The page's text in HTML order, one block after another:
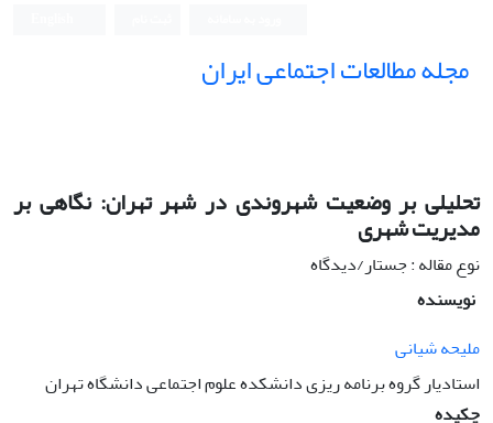
مجله مطالعات اجتماعی ایران
تحلیلی بر وضعیت شهروندی در شهر تهران: نگاهی بر
مدیریت شهری
نوع مقاله : جستار/دیدگاه
نویسنده
ملیحه شیانی
استادیار گروه برنامه ریزی دانشکده علوم اجتماعی دانشگاه تهران
چکیده